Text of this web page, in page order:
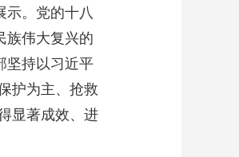
示。党的十八
族伟大复兴的
坚持以习近平
护为主、抢救
显著成效、进